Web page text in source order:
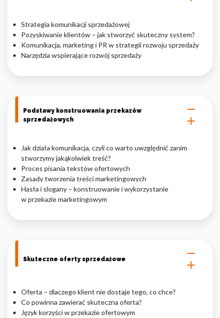
Strategia komunikacji sprzedażowej
Pozyskiwanie klientów – jak stworzyć skuteczny system?
Komunikacja, marketing i PR w strategii rozwoju sprzedaży
Narzędzia wspierające rozwój sprzedaży
Podstawy konstruowania przekazów
sprzedażowych
Jak działa komunikacja, czyli co warto uwzględnić zanim
stworzymy jakąkolwiek treść?
Proces pisania tekstów ofertowych
Zasady tworzenia treści marketingowych
Hasła i slogany – konstruowanie i wykorzystanie
w przekazie marketingowym
Skuteczne oferty sprzedażowe
Oferta – dlaczego klient nie dostaje tego, co chce?
Co powinna zawierać skuteczna oferta?
Język korzyści w przekazie ofertowym
klasyfikowania, wraz z dostawcami poszczególnych ciasteczek.
Odrzuć
Zapisz moje preferencje